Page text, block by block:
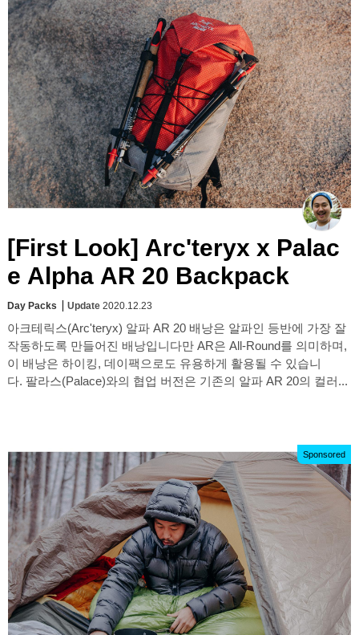
[First Look] Arc'teryx x Palac
e Alpha AR 20 Backpack
Day Packs Update 2020.12.23
아크테릭스(Arc'teryx) 알파 AR 20 배낭은 알파인 등반에 가장 잘
작동하도록 만들어진 배낭입니다만 AR은 All-Round를 의미하며,
이 배낭은 하이킹, 데이팩으로도 유용하게 활용될 수 있습니
다. 팔라스(Palace)와의 협업 버전은 기존의 알파 AR 20의 컬러...
Sponsored